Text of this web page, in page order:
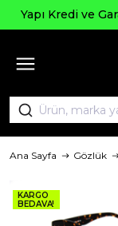
Yapı Kredi ve
Ana Sayfa Gözlük
KARGO
BEDAVA!